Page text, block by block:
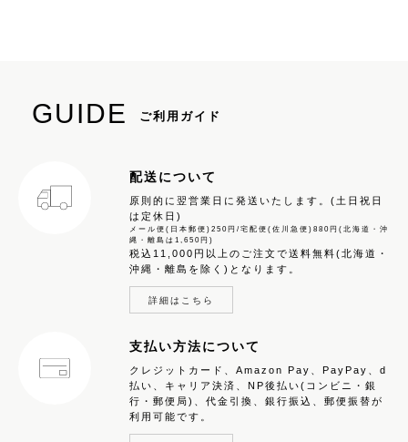
GUIDE ご利用ガイド
配送について
原則的に翌営業日に発送いたします。(土日祝日
は定休日)
メール便(日本郵便)250円/宅配便(佐川急便)880円(北海道・沖
縄・離島は1,650円)
税込11,000円以上のご注文で送料無料(北海道・
沖縄・離島を除く)となります。
詳細はこちら
支払い方法について
クレジットカード、Amazon Pay、PayPay、d
払い、キャリア決済、NP後払い(コンビニ・銀
行・郵便局)、代金引換、銀行振込、郵便振替が
利用可能です。